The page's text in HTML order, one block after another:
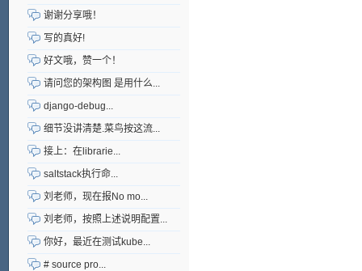
谢谢分享哦！
写的真好!
好文哦，赞一个！
请问您的架构图 是用什么...
django-debug...
细节没讲清楚.菜鸟按这流...
接上：在librarie...
saltstack执行命...
刘老师，现在报No mo...
刘老师，按照上述说明配置...
你好，最近在测试kube...
# source pro...